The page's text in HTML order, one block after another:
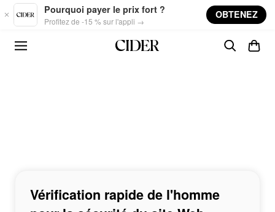
Skip to main content
Pourquoi payer le prix fort ?
Profitez de -15 % sur l'appli →
OBTENEZ
Vérification rapide de l'homme